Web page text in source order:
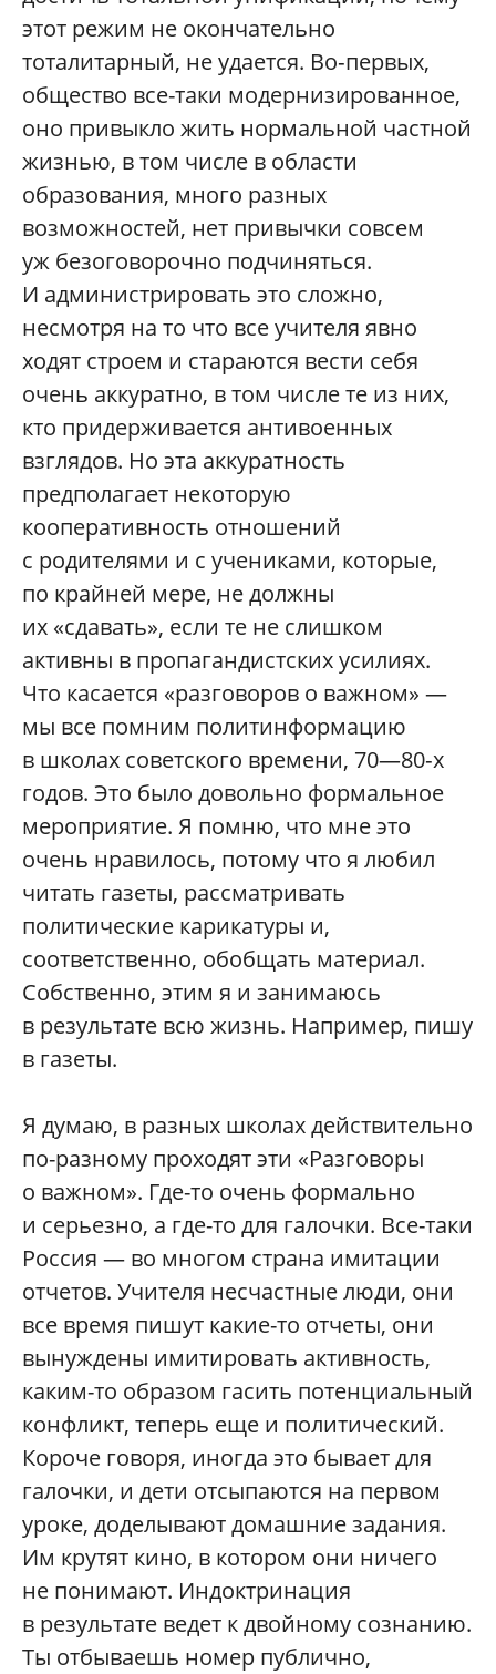
этот режим не окончательно
тоталитарный, не удается. Во‑первых,
общество все-таки модернизированное,
оно привыкло жить нормальной частной
жизнью, в том числе в области
образования, много разных
возможностей, нет привычки совсем
уж безоговорочно подчиняться.
И администрировать это сложно,
несмотря на то что все учителя явно
ходят строем и стараются вести себя
очень аккуратно, в том числе те из них,
кто придерживается антивоенных
взглядов. Но эта аккуратность
предполагает некоторую
кооперативность отношений
с родителями и с учениками, которые,
по крайней мере, не должны
их «сдавать», если те не слишком
активны в пропагандистских усилиях.
Что касается «разговоров о важном» —
мы все помним политинформацию
в школах советского времени, 70—80‑х
годов. Это было довольно формальное
мероприятие. Я помню, что мне это
очень нравилось, потому что я любил
читать газеты, рассматривать
политические карикатуры и,
соответственно, обобщать материал.
Собственно, этим я и занимаюсь
в результате всю жизнь. Например, пишу
в газеты.
Я думаю, в разных школах действительно
по-разному проходят эти «Разговоры
о важном». Где-то очень формально
и серьезно, а где-то для галочки. Все-таки
Россия — во многом страна имитации
отчетов. Учителя несчастные люди, они
все время пишут какие-то отчеты, они
вынуждены имитировать активность,
каким-то образом гасить потенциальный
конфликт, теперь еще и политический.
Короче говоря, иногда это бывает для
галочки, и дети отсыпаются на первом
уроке, доделывают домашние задания.
Им крутят кино, в котором они ничего
не понимают. Индоктринация
в результате ведет к двойному сознанию.
Ты отбываешь номер публично,